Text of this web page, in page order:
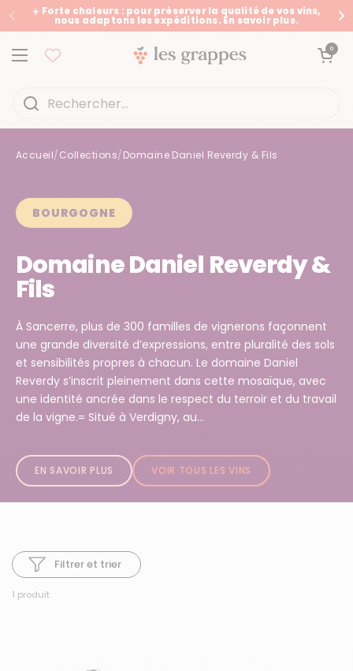
Passer au contenu
Précédent
☀️ Forte chaleurs : pour préserver la qualité de vos vins,
nous adaptons les expéditions. En savoir plus.
Ouvrir le menu
Ouvrir le panier
0
Accueil
Accueil/Collections/Domaine Daniel Reverdy & Fils
BOURGOGNE
Domaine Daniel Reverdy &
Fils
À Sancerre, plus de 300 familles de vignerons façonnent
une grande diversité d’expressions, entre pluralité des sols
et sensibilités propres à chacun. Le domaine Daniel
Reverdy s’inscrit pleinement dans cette mosaïque, avec
une identité ancrée dans le respect du terroir et du travail
de la vigne.= Situé à Verdigny, au...
EN SAVOIR PLUS VOIR TOUS LES VINS
1 produit
Filtrer et trier